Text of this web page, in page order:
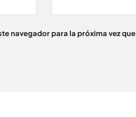
navegador para la próxima vez que